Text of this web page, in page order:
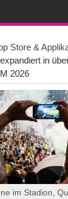
Store &
in
2026
im Stadion,